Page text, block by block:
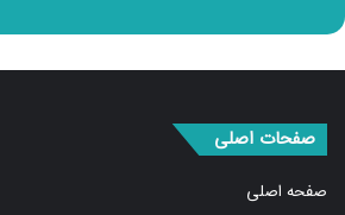
صفحات اصلی
صفحه اصلی